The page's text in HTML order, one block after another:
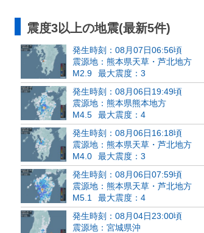
震度3以上の地震(最新5件)
発生時刻：08月07日06:56頃
震源地：熊本県天草・芦北地方
M2.9
最大震度：3
発生時刻：08月06日19:49頃
震源地：熊本県熊本地方
M4.5
最大震度：4
発生時刻：08月06日16:18頃
震源地：熊本県天草・芦北地方
M4.0
最大震度：3
発生時刻：08月06日07:59頃
震源地：熊本県天草・芦北地方
M5.1
最大震度：4
発生時刻：08月04日23:00頃
震源地：宮城県沖